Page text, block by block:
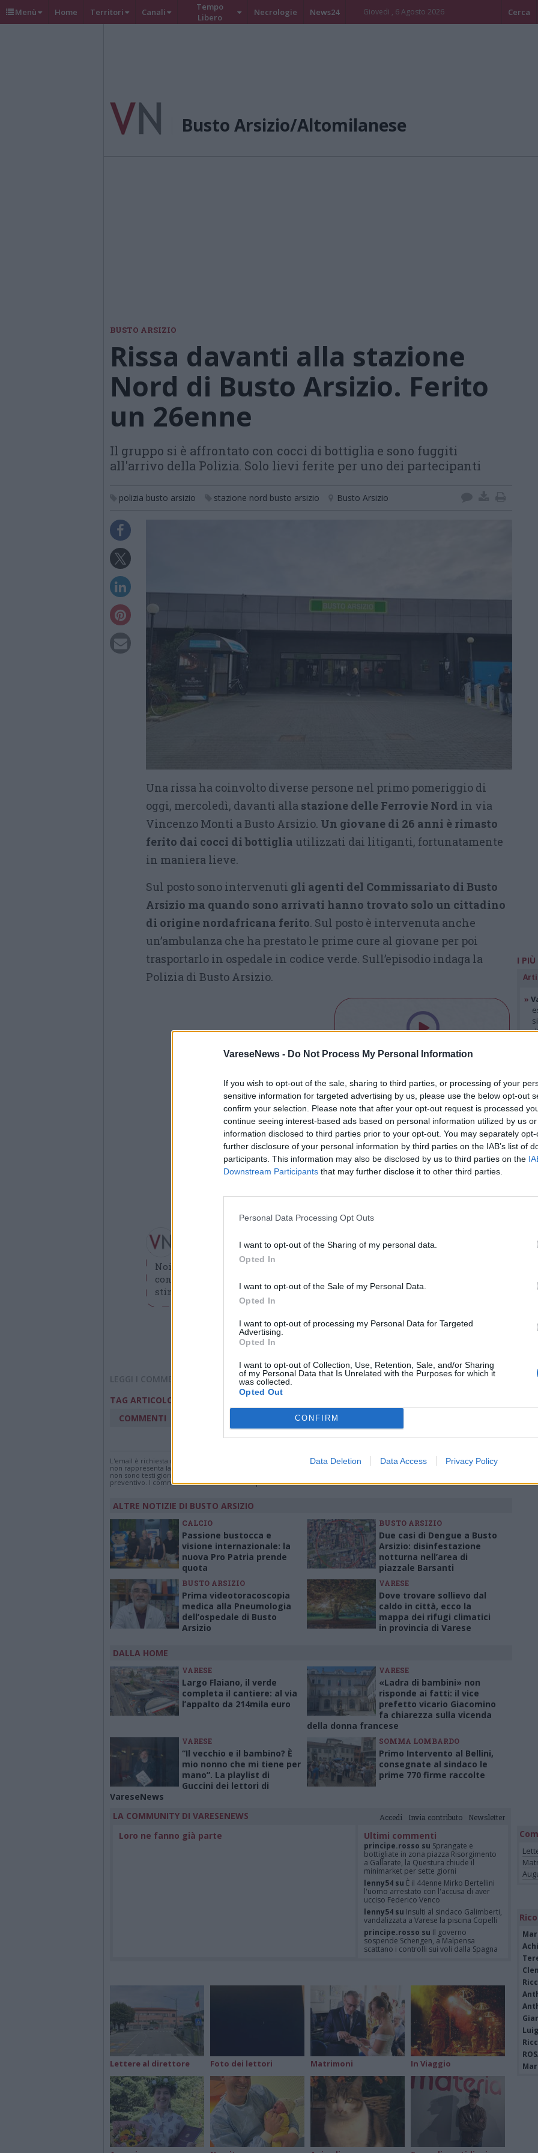
VareseNews - Do Not Process My Personal Information
If you wish to opt-out of the sale, sharing to third parties, or processing of your
sensitive information for targeted advertising by us, please use the below opt-out
confirm your selection. Please note that after your opt-out request is processed
continue seeing interest-based ads based on personal information utilized by us
information disclosed to third parties prior to your opt-out. You may separately
further disclosure of your personal information by third parties on the IAB’s list of
participants. This information may also be disclosed by us to third parties on the
Downstream Participants that may further disclose it to other third parties.
Personal Data Processing Opt Outs
I want to opt-out of the Sharing of my personal data.
Opted In
I want to opt-out of the Sale of my Personal Data.
Opted In
I want to opt-out of processing my Personal Data for Targeted
Advertising.
Opted In
I want to opt-out of Collection, Use, Retention, Sale, and/or Sharing
of my Personal Data that Is Unrelated with the Purposes for which it
was collected.
Opted Out
CONFIRM
Data Deletion Data Access Privacy Policy
Menù Home Territori Canali
Tempo
Libero
Necrologie News24 Giovedi , 6 Agosto 2026 Cerca
Busto Arsizio/Altomilanese
BUSTO ARSIZIO
Rissa davanti alla stazione
Nord di Busto Arsizio. Ferito
un 26enne
Il gruppo si è affrontato con cocci di bottiglia e sono fuggiti
all'arrivo della Polizia. Solo lievi ferite per uno dei partecipanti
polizia busto arsizio stazione nord busto arsizio Busto Arsizio
Una rissa ha coinvolto diverse persone nel primo pomeriggio di
oggi, mercoledì, davanti alla stazione delle Ferrovie Nord in via
Vincenzo Monti a Busto Arsizio. Un giovane di 26 anni è rimasto
ferito dai cocci di bottiglia utilizzati dai litiganti, fortunatamente
in maniera lieve.
Sul posto sono intervenuti gli agenti del Commissariato di Busto
Arsizio ma quando sono arrivati hanno trovato solo un cittadino
di origine nordafricana ferito. Sul posto è intervenuta anche
un’ambulanza che ha prestato le prime cure al giovane per poi
trasportarlo in ospedale in codice verde. Sull’episodio indaga la
Polizia di Busto Arsizio.
Tutti gli eventi
diagostoa Materia
redazione@varesenews.it
Noi della redazione di VareseNews crediamo che una buona informazione
contribuisca a migliorare la vita di tutti. Ogni giorno lavoriamo cercando di
stimolare curiosità e spirito critico.
LEGGI I COMMENTI
TAG ARTICOLO
polizia busto arsizio
COMMENTI
Accedioregistratiper commentare questo articolo.
L'email è richiesta ma non verrà mostrata ai visitatori. Il contenuto di questo commento esprime il pensiero dell'autore e
non rappresenta la linea editoriale di VareseNews.it, che rimane autonoma e indipendente. I messaggi inclusi nei commenti
non sono testi giornalistici, ma post inviati dai singoli lettori che possono essere automaticamente pubblicati senza filtro
preventivo. I commenti che includano uno o più link a siti esterni verranno rimossi in automatico dal sistema.
ALTRE NOTIZIE DI BUSTO ARSIZIO
CALCIO
Passione bustocca e
visione internazionale: la
nuova Pro Patria prende
quota
BUSTO ARSIZIO
Due casi di Dengue a Busto
Arsizio: disinfestazione
notturna nell’area di
piazzale Barsanti
BUSTO ARSIZIO
Prima videotoracoscopia
medica alla Pneumologia
dell’ospedale di Busto
Arsizio
VARESE
Dove trovare sollievo dal
caldo in città, ecco la
mappa dei rifugi climatici
in provincia di Varese
DALLA HOME
VARESE
Largo Flaiano, il verde
completa il cantiere: al via
l’appalto da 214mila euro
VARESE
«Ladra di bambini» non
risponde ai fatti: il vice
prefetto vicario Giacomino
fa chiarezza sulla vicenda
della donna francese
VARESE
“Il vecchio e il bambino? È
mio nonno che mi tiene per
mano”. La playlist di
Guccini dei lettori di
VareseNews
SOMMA LOMBARDO
Primo Intervento al Bellini,
consegnate al sindaco le
prime 770 firme raccolte
LA COMMUNITY DI VARESENEWS Accedi Invia contributo Newsletter
Loro ne fanno già parte Ultimi commenti
principe.rosso su Sprangate e
bottigliate in zona piazza Risorgimento
a Gallarate, la Questura chiude il
minimarket per sette giorni
lenny54 su È il 44enne Mirko Bertellini
l'uomo arrestato con l'accusa di aver
ucciso Federico Venco
lenny54 su Insulti al sindaco Galimberti,
vandalizzata a Varese la piscina Copelli
principe.rosso su Il governo
sospende Schengen, a Malpensa
scattano i controlli sui voli dalla Spagna
Felice su
Il governo sospende
Schengen, a Malpensa scattano i
controlli sui voli dalla Spagna
Lettere al direttore Foto dei lettori Matrimoni In Viaggio
I PIÙ
»
»
»